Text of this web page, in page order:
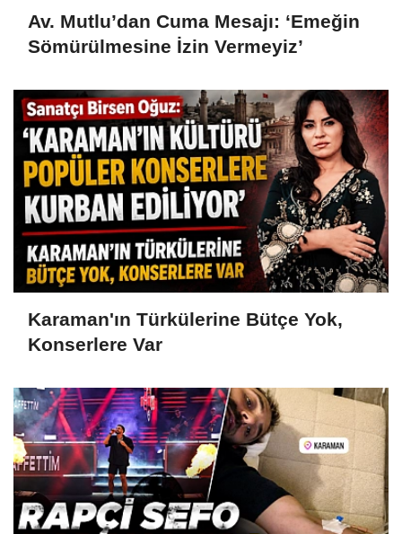
Av. Mutlu’dan Cuma Mesajı: ‘Emeğin
Sömürülmesine İzin Vermeyiz’
Karaman'ın Türkülerine Bütçe Yok,
Konserlere Var